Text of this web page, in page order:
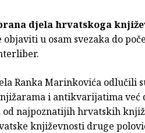
djela hrvatskoga
objaviti u osam svezaka do
Ranka Marinkovića odlučili
i antikvarijatima već
najpoznatijih hrvatskih
književnosti druge